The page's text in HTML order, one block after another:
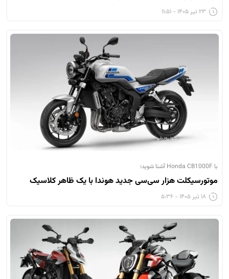
۲۳ تیر ۱۴۰۵ - ۱۱:۵۱
با Honda CB1000F آشنا شوید؛
موتورسیکلت هزار سی‌سی جدید هوندا با یک ظاهر کلاسیک
۱۸ تیر ۱۴۰۵ - ۵:۳۶